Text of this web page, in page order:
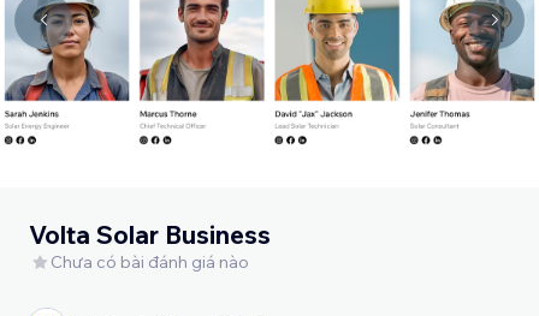
Volta Solar Business
Chưa có bài đánh giá nào